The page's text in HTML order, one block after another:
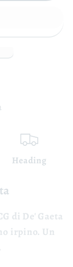
Heading
di De' Gaeta
irpino. Un